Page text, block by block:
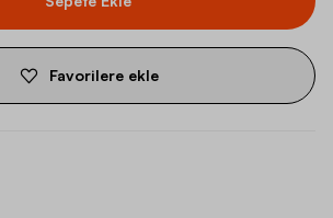
Favorilere ekle